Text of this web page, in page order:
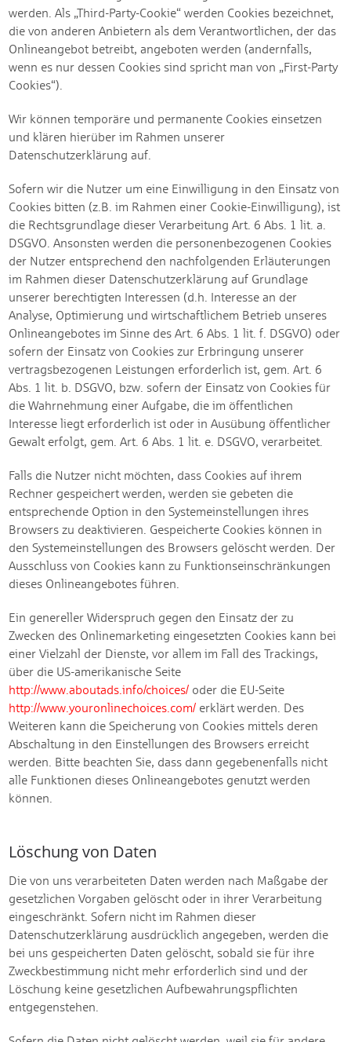
werden. Als „Third-Party-Cookie“ werden Cookies bezeichnet,
die von anderen Anbietern als dem Verantwortlichen, der das
Onlineangebot betreibt, angeboten werden (andernfalls,
wenn es nur dessen Cookies sind spricht man von „First-Party
Cookies“).
Wir können temporäre und permanente Cookies einsetzen
und klären hierüber im Rahmen unserer
Datenschutzerklärung auf.
Sofern wir die Nutzer um eine Einwilligung in den Einsatz von
Cookies bitten (z.B. im Rahmen einer Cookie-Einwilligung), ist
die Rechtsgrundlage dieser Verarbeitung Art. 6 Abs. 1 lit. a.
DSGVO. Ansonsten werden die personenbezogenen Cookies
der Nutzer entsprechend den nachfolgenden Erläuterungen
im Rahmen dieser Datenschutzerklärung auf Grundlage
unserer berechtigten Interessen (d.h. Interesse an der
Analyse, Optimierung und wirtschaftlichem Betrieb unseres
Onlineangebotes im Sinne des Art. 6 Abs. 1 lit. f. DSGVO) oder
sofern der Einsatz von Cookies zur Erbringung unserer
vertragsbezogenen Leistungen erforderlich ist, gem. Art. 6
Abs. 1 lit. b. DSGVO, bzw. sofern der Einsatz von Cookies für
die Wahrnehmung einer Aufgabe, die im öffentlichen
Interesse liegt erforderlich ist oder in Ausübung öffentlicher
Gewalt erfolgt, gem. Art. 6 Abs. 1 lit. e. DSGVO, verarbeitet.
Falls die Nutzer nicht möchten, dass Cookies auf ihrem
Rechner gespeichert werden, werden sie gebeten die
entsprechende Option in den Systemeinstellungen ihres
Browsers zu deaktivieren. Gespeicherte Cookies können in
den Systemeinstellungen des Browsers gelöscht werden. Der
Ausschluss von Cookies kann zu Funktionseinschränkungen
dieses Onlineangebotes führen.
Ein genereller Widerspruch gegen den Einsatz der zu
Zwecken des Onlinemarketing eingesetzten Cookies kann bei
einer Vielzahl der Dienste, vor allem im Fall des Trackings,
über die US-amerikanische Seite
http://www.aboutads.info/choices/ oder die EU-Seite
http://www.youronlinechoices.com/ erklärt werden. Des
Weiteren kann die Speicherung von Cookies mittels deren
Abschaltung in den Einstellungen des Browsers erreicht
werden. Bitte beachten Sie, dass dann gegebenenfalls nicht
alle Funktionen dieses Onlineangebotes genutzt werden
können.
Löschung von Daten
Die von uns verarbeiteten Daten werden nach Maßgabe der
gesetzlichen Vorgaben gelöscht oder in ihrer Verarbeitung
eingeschränkt. Sofern nicht im Rahmen dieser
Datenschutzerklärung ausdrücklich angegeben, werden die
bei uns gespeicherten Daten gelöscht, sobald sie für ihre
Zweckbestimmung nicht mehr erforderlich sind und der
Löschung keine gesetzlichen Aufbewahrungspflichten
entgegenstehen.